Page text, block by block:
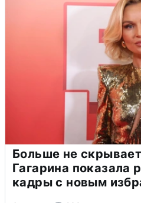
Больше не
Гагарина показала
кадры с новым